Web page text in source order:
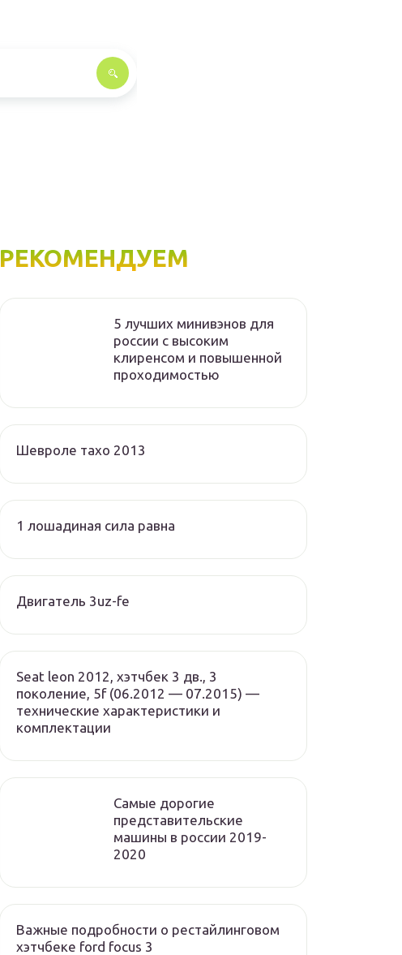
РЕКОМЕНДУЕМ
5 лучших минивэнов для
россии с высоким
клиренсом и повышенной
проходимостью
Шевроле тахо 2013
1 лошадиная сила равна
Двигатель 3uz-fe
Seat leon 2012, хэтчбек 3 дв., 3
поколение, 5f (06.2012 — 07.2015) —
технические характеристики и
комплектации
Cамые дорогие
представительские
машины в россии 2019-
2020
Важные подробности о рестайлинговом
хэтчбеке ford focus 3